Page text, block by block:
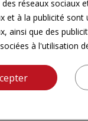
Il n'y a
réseaux sociaux
et à la publicité
ainsi que des
à l'utilisation